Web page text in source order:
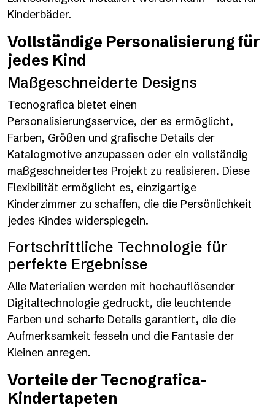
Kinderbäder.
Vollständige Personalisierung für
jedes Kind
Maßgeschneiderte Designs
Tecnografica bietet einen
Personalisierungsservice, der es ermöglicht,
Farben, Größen und grafische Details der
Katalogmotive anzupassen oder ein vollständig
maßgeschneidertes Projekt zu realisieren. Diese
Flexibilität ermöglicht es, einzigartige
Kinderzimmer zu schaffen, die die Persönlichkeit
jedes Kindes widerspiegeln.
Fortschrittliche Technologie für
perfekte Ergebnisse
Alle Materialien werden mit hochauflösender
Digitaltechnologie gedruckt, die leuchtende
Farben und scharfe Details garantiert, die die
Aufmerksamkeit fesseln und die Fantasie der
Kleinen anregen.
Vorteile der Tecnografica-
Kindertapeten